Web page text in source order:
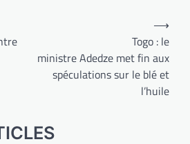
Togo : le
ministre Adedze met fin aux
spéculations sur le blé et
l’huile
⟶